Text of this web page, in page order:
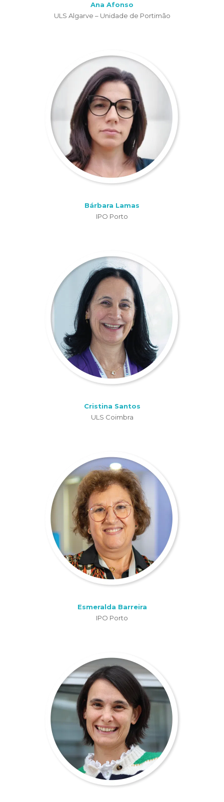
Ana Afonso
ULS Algarve – Unidade de Portimão
Bárbara Lamas
IPO Porto
Cristina Santos
ULS Coimbra
Esmeralda Barreira
IPO Porto